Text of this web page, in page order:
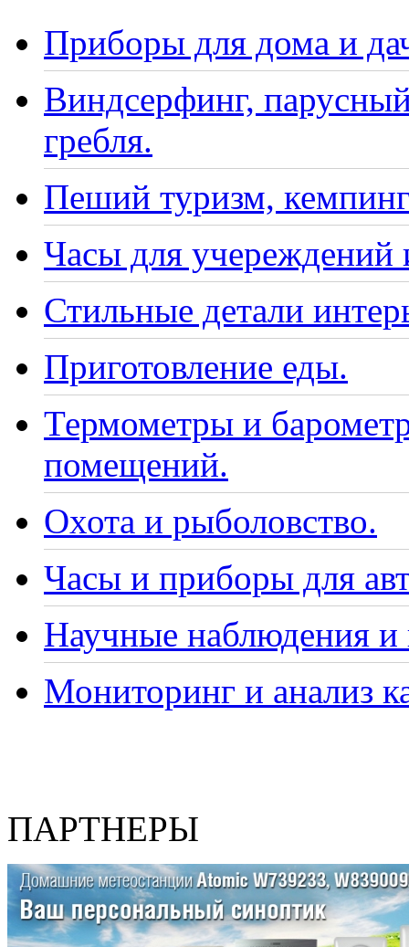
Приборы для дома и
Виндсерфинг,
гребля.
Пеший туризм,
Часы для учереждений
Стильные детали
Приготовление еды.
Термометры и
помещений.
Охота и рыболовство.
Часы и приборы для
Научные наблюдения и
Мониторинг и анализ
ПАРТНЕРЫ